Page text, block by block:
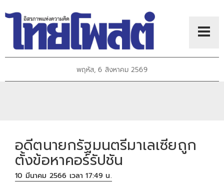
พฤหัส, 6 สิงหาคม 2569
อดีตนายกรัฐมนตรีมาเลเซียถูก
ตั้งข้อหาคอร์รัปชัน
10 มีนาคม 2566 เวลา 17:49 น.